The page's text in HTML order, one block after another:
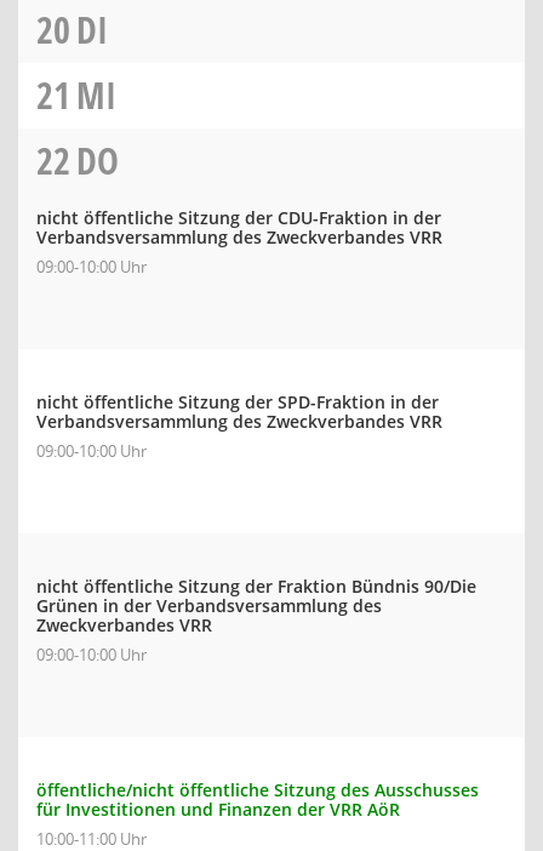
20DI
21 MI
22DO
nicht öffentliche Sitzung der CDU-Fraktion in der
Verbandsversammlung des Zweckverbandes VRR
09:00-10:00 Uhr
nicht öffentliche Sitzung der SPD-Fraktion in der
Verbandsversammlung des Zweckverbandes VRR
09:00-10:00 Uhr
nicht öffentliche Sitzung der Fraktion Bündnis 90/Die
Grünen in der Verbandsversammlung des
Zweckverbandes VRR
09:00-10:00 Uhr
öffentliche/nicht öffentliche Sitzung des Ausschusses
für Investitionen und Finanzen der VRR AöR
10:00-11:00 Uhr